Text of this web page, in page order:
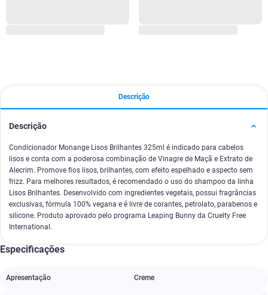
Descrição
Descrição
Condicionador Monange Lisos Brilhantes 325ml é indicado para cabelos
lisos e conta com a poderosa combinação de Vinagre de Maçã e Extrato de
Alecrim. Promove fios lisos, brilhantes, com efeito espelhado e aspecto sem
frizz. Para melhores resultados, é recomendado o uso do shampoo da linha
Lisos Brilhantes. Desenvolvido com ingredientes vegetais, possui fragrâncias
exclusivas, fórmula 100% vegana e é livre de corantes, petrolato, parabenos e
silicone. Produto aprovado pelo programa Leaping Bunny da Cruelty Free
International.
Especificações
Apresentação Creme